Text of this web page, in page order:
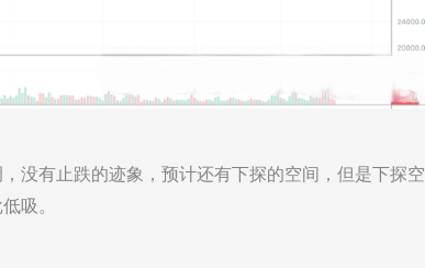
没有止跌的迹象，预计还有下探的空间，但是下探空
吸。